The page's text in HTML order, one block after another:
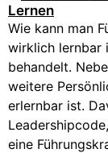
Wie kann man
wirklich lernbar
behandelt.
weitere
erlernbar ist.
eine